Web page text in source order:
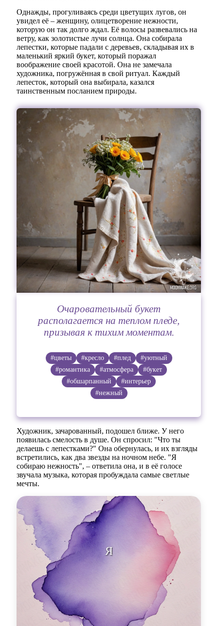
Однажды, прогуливаясь среди цветущих лугов, он
увидел её – женщину, олицетворение нежности,
которую он так долго ждал. Её волосы развевались на
ветру, как золотистые лучи солнца. Она собирала
лепестки, которые падали с деревьев, складывая их в
маленький яркий букет, который поражал
воображение своей красотой. Она не замечала
художника, погружённая в свой ритуал. Каждый
лепесток, который она выбирала, казался
таинственным посланием природы.
Очаровательный букет
располагается на теплом пледе,
призывая к тихим моментам.
#цветы #кресло #плед
#уютный
#романтика
#атмосфера
#букет
#обшарпанный
#интерьер
#нежный
Художник, зачарованный, подошел ближе. У него
появилась смелость в душе. Он спросил: "Что ты
делаешь с лепестками?" Она обернулась, и их взгляды
встретились, как два звезды на ночном небе. "Я
собираю нежность", – ответила она, и в её голосе
звучала музыка, которая пробуждала самые светлые
мечты.
Я собираю нежност